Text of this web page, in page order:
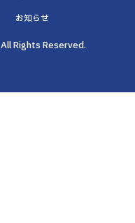
お知らせ
Rights Reserved.